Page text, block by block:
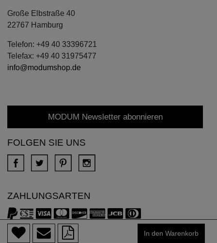
In den Warenkorb
Große Elbstraße 40
22767 Hamburg
Telefon: +49 40 33396721
Telefax: +49 40 31975477
info@modumshop.de
MODUM Newsletter abonnieren
FOLGEN SIE UNS
ZAHLUNGSARTEN
Copyright © 2018 DONA Alle Rechte vorbehalten.